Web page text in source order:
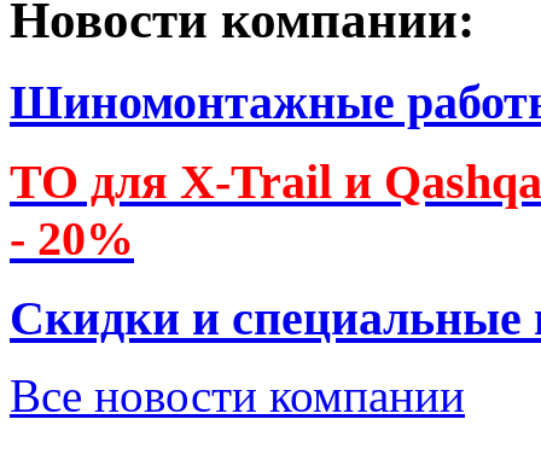
Новости компании:
Шиномонтажные
ТО для X-Trail и
- 20%
Скидки и специальные
Все новости компании